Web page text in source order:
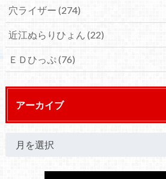
穴ライザー (274)
近江ぬらりひょん (22)
ＥＤひっぷ(76)
アーカイブ